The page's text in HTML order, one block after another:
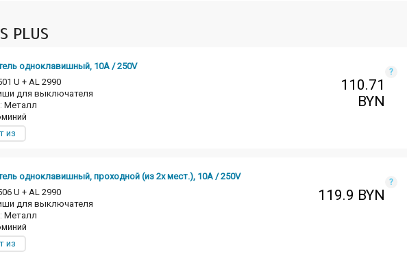
PLUS
одноклавишный, 10А / 250V
U + AL 2990
для выключателя
Металл
из
110.71
BYN
?
одноклавишный, проходной (из 2х мест.), 10А / 250V
U + AL 2990
для выключателя
Металл
из
119.9 BYN
?